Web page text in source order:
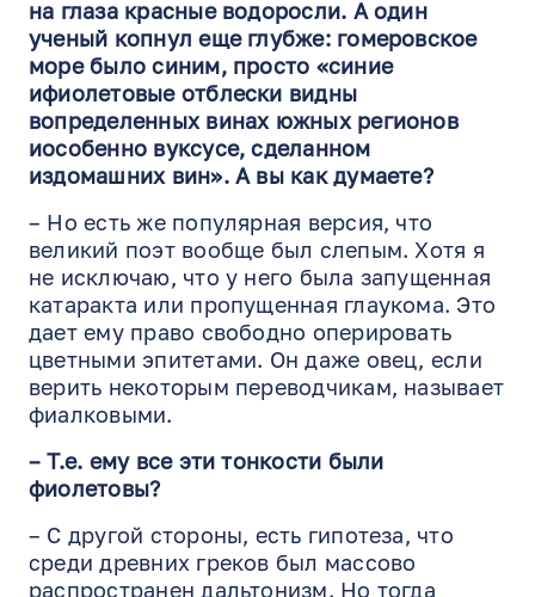
на глаза красные водоросли. А один
ученый копнул еще глубже: гомеровское
море было синим, просто «синие
ифиолетовые отблески видны
вопределенных винах южных регионов
иособенно вуксусе, сделанном
издомашних вин». А вы как думаете?
– Но есть же популярная версия, что
великий поэт вообще был слепым. Хотя я
не исключаю, что у него была запущенная
катаракта или пропущенная глаукома. Это
дает ему право свободно оперировать
цветными эпитетами. Он даже овец, если
верить некоторым переводчикам, называет
фиалковыми.
– Т.е. ему все эти тонкости были
фиолетовы?
– С другой стороны, есть гипотеза, что
среди древних греков был массово
распространен дальтонизм. Но тогда